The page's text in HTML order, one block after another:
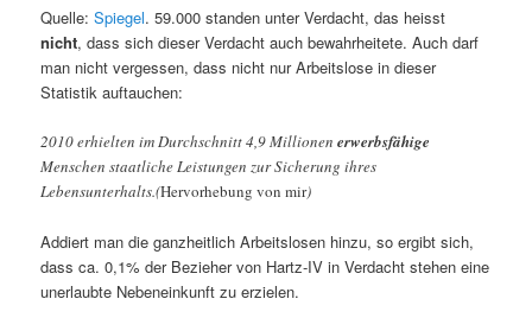
Quelle:Spiegel. 59.000 standen unter Verdacht, das heisst
nicht, dass sich dieser Verdacht auch bewahrheitete. Auch darf
man nicht vergessen, dass nicht nur Arbeitslose in dieser
Statistik auftauchen:
2010 erhielten im Durchschnitt 4,9 Millionenerwerbsfähige
Menschen staatliche Leistungen zur Sicherung ihres
Lebensunterhalts.(Hervorhebung von mir)
Addiert man die ganzheitlich Arbeitslosen hinzu, so ergibt sich,
dass ca. 0,1% der Bezieher von Hartz-IV in Verdacht stehen eine
unerlaubte Nebeneinkunft zu erzielen.